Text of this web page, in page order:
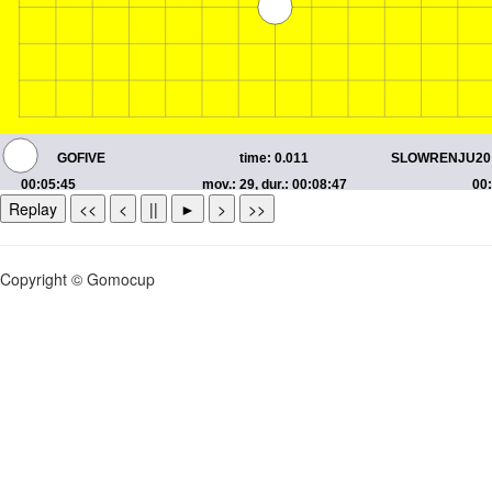
Replay << < || ► > >>
Copyright © Gomocup